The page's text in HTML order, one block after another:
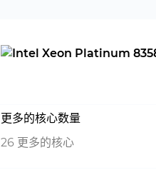
更多的核心数量
26 更多的核心